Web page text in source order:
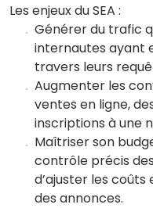
Les enjeux du SEA :
Générer du trafic
internautes ayant
travers leurs
Augmenter les
ventes en ligne,
inscriptions à une
Maîtriser son
contrôle précis
d’ajuster les
des annonces.